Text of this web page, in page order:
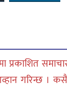
प्रकाशित
गरिन्छ ।